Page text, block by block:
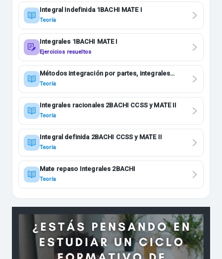
Integral Indefinida 1BACHI MATE I
Teoría
Integrales 1BACHI MATE I
Ejercicios resueltos
Métodos integración por partes, integrales
cuadráticas e irracionales 2BACHI CCSS y MATE
Teoría
Integrales racionales 2BACHI CCSS y MATE II
Teoría
Integral definida 2BACHI CCSS y MATE II
Teoría
Mate repaso Integrales 2BACHI
Teoría